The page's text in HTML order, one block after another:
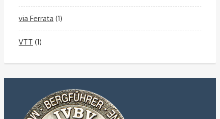
via Ferrata (1)
VTT (1)